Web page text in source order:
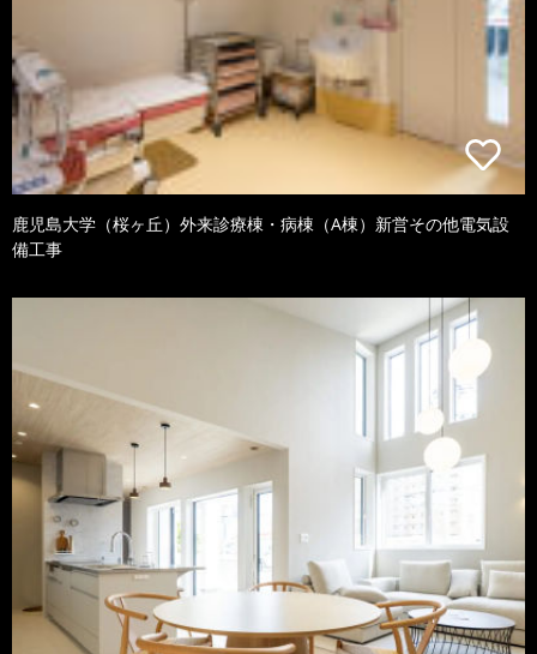
鹿児島大学（桜ヶ丘）外来診療棟・病棟（A棟）新営その他電気設
備工事